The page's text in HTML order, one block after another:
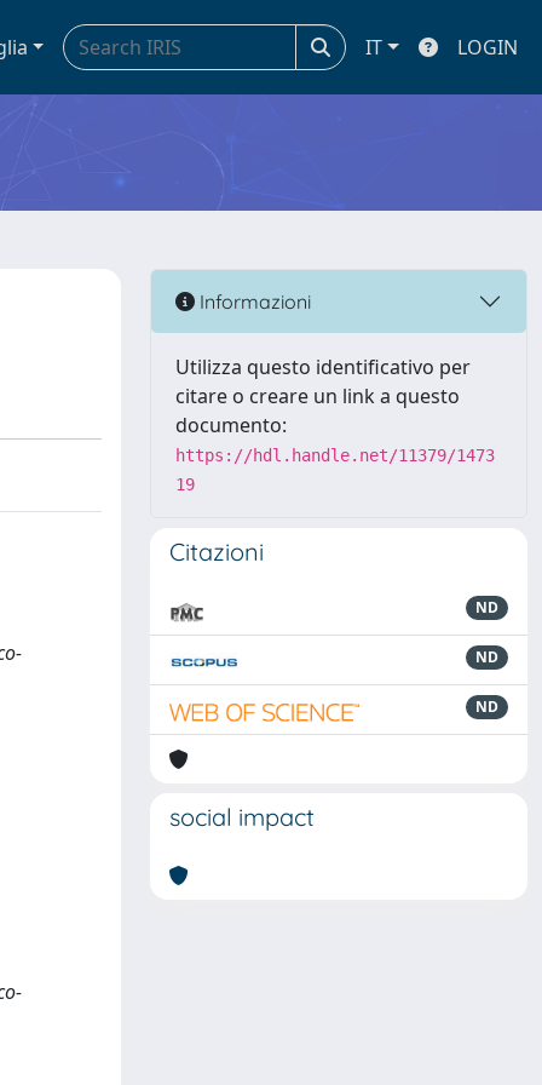
IT LOGIN
Informazioni
Utilizza questo identificativo per
citare o creare un link a questo
documento:
https://hdl.handle.net/11379/1473
19
Citazioni
ND
ND
ND
social impact